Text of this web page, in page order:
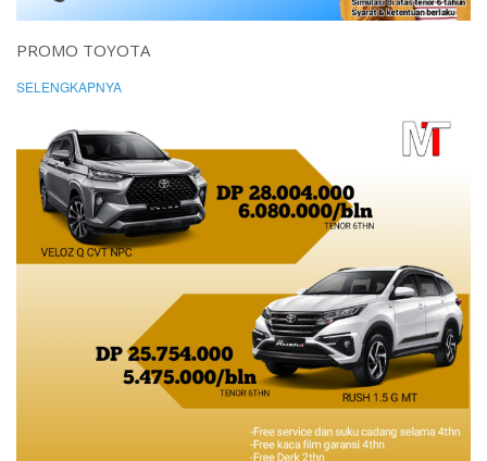
PROMO TOYOTA
SELENGKAPNYA